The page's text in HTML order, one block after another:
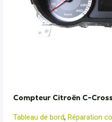
Compteur Citroën C-
Tableau de bord, Réparation